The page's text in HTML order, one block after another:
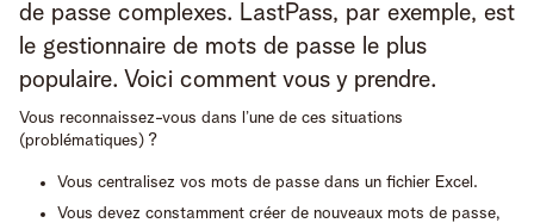
de passe complexes. LastPass, par exemple, est
le gestionnaire de mots de passe le plus
populaire. Voici comment vous y prendre.
Vous reconnaissez-vous dans l’une de ces situations
(problématiques) ?
Vous centralisez vos mots de passe dans un fichier Excel.
Vous devez constamment créer de nouveaux mots de passe,